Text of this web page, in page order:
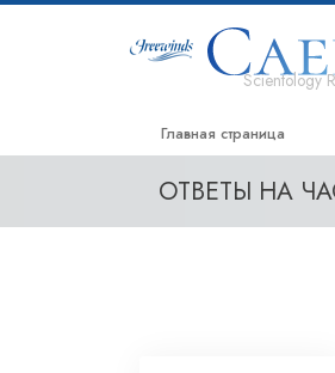
Scientology
Главная страница
ОТВЕТЫ НА